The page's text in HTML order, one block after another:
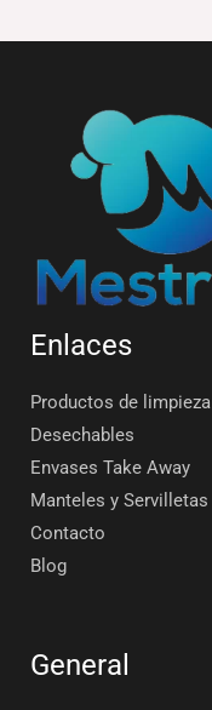
Enlaces
Productos de limpieza
Desechables
Envases Take Away
Manteles y Servilletas
Contacto
Blog
General